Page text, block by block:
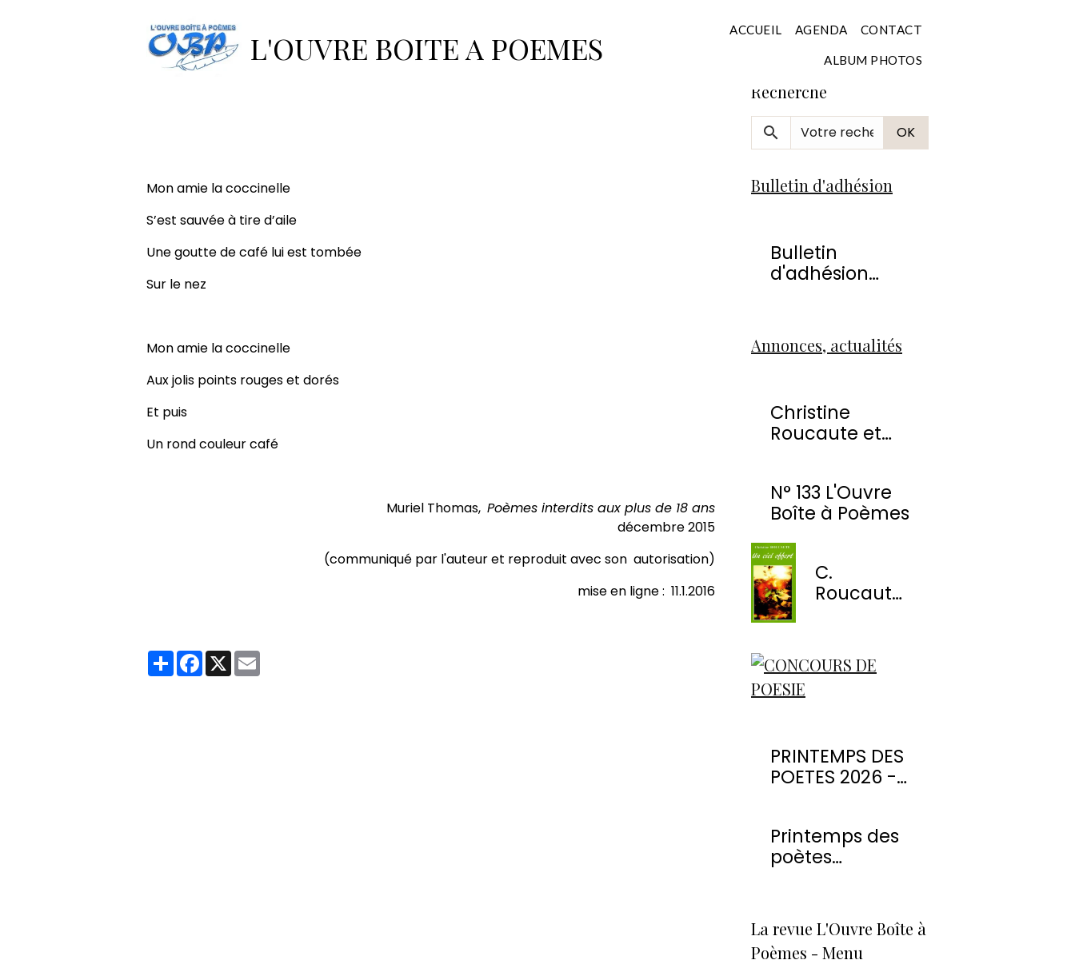
L'OUVRE BOITE A POEMES ACCUEIL AGENDA CONTACT
ALBUM PHOTOS
Coccinelle
Mon amie la coccinelle
S’est sauvée à tire d’aile
Une goutte de café lui est tombée
Sur le nez
Mon amie la coccinelle
Aux jolis points rouges et dorés
Et puis
Un rond couleur café
Muriel Thomas, Poèmes interdits aux plus de 18 ans
décembre 2015
(communiqué par l'auteur et reproduit avec son autorisation)
mise en ligne : 11.1.2016
PartagerFacebook
X
Recherche
OK
Bulletin d'adhésion
Bulletin
d'adhésion
Annonces, actualités
Christine
Roucaute et
Montmorency
N° 133 L'Ouvre
Boîte à Poèmes
C.
Roucaute
PRINTEMPS DES
POETES 2026 -
Printemps des
poètes
La revue L'Ouvre Boîte à
Poèmes - Menu